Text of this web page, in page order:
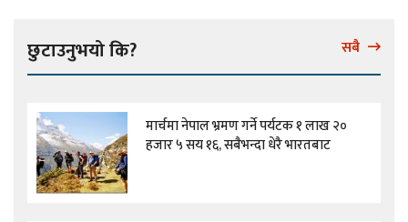
छुटाउनुभयो कि? सबै
मार्चमा नेपाल भ्रमण गर्ने पर्यटक १ लाख २०
हजार ५ सय १६, सबैभन्दा धेरै भारतबाट